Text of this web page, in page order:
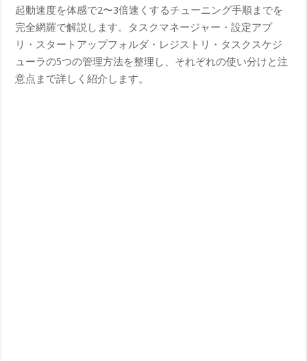
起動速度を体感で2〜3倍速くするチューニング手順までを
完全網羅で解説します。タスクマネージャー・設定アプ
リ・スタートアップフォルダ・レジストリ・タスクスケジ
ューラの5つの管理方法を整理し、それぞれの使い分けと注
意点まで詳しく紹介します。